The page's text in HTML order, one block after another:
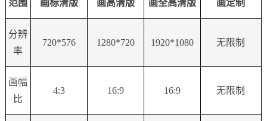
范围
画标清版
画高清版
画全高清版
画定制
分辨
率
720*576 1280*720 1920*1080 无限制
画幅
比
4:3 16:9 16:9 无限制